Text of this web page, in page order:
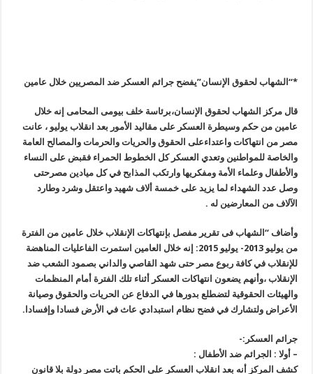
*
“الشهاب لحقوق الإنسان”يفضح جرائم العسكر ضد المصريين خلال عامين
قال مركز الشهاب لحقوق الإنسان،برئاسة خلف بيومى المحامى إنه خلال
عامين من حكم وسيطرة العسكر على مقاليد الأمور بعد انقلاب يوليو ، عانت
مصر من انتهاكات واعتداءعلى الحقوق والحريات والحرمات والمصالح العامة
والخاصة للمواطنين وتعدي العسكر كل الخطوط الحمراء فقبض على النساء
والأطفال وعلماء الأمة ومفكريها وارتكب المذابح في كل ميادين مصرحتى
وصل عدد الشهداء لما يزيد على خمسة ألاف شهيد واعتقل وشرد وطارد
الآلاف من المعارضين له .
وأضاف “الشهاب فى تقرير مفصل بإنتهاكات الإنقلاب خلال عامين من الفترة
من يوليو 2013- يوليو 2015: إنه خلال العامين استمرت الفاعليات المناهضة
للإنقلاب في كافة ربوع مصر حتى شهد القاصي والداني بصمود الشعب ضد
الإنقلاب ،وأنهم يضعون انتهاكات العسكر أثناء تلك الفترة أمام المنظمات
والهيئات الحقوقية لتضطلع بدورها في الدفاع عن الحريات والحقوق وصيانة
الأعراض ولتشارك في فضح نظام استبدادي عاث في الأرض فسادا وإفسادا.
جرائم العسكر :-
–أولا : الجرائم ضد الأطفال :
كشف المركز أنه بعد انقلاب العسكر على الحكم باتت مصر دولة بلا قانون